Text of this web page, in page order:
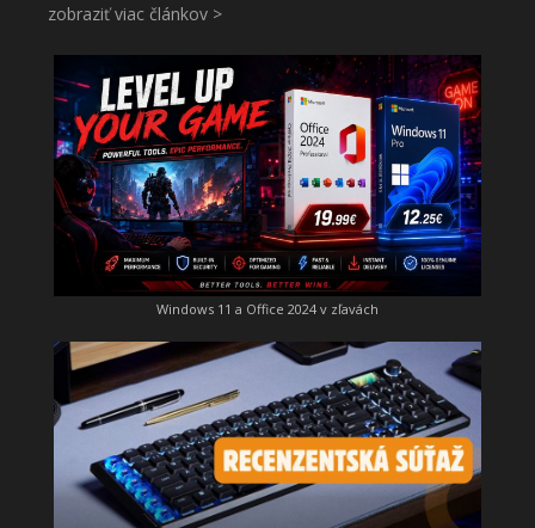
zobraziť viac článkov >
Windows 11 a Office 2024 v zľavách